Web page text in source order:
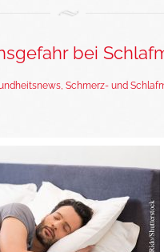
bei
, Schmerz- und